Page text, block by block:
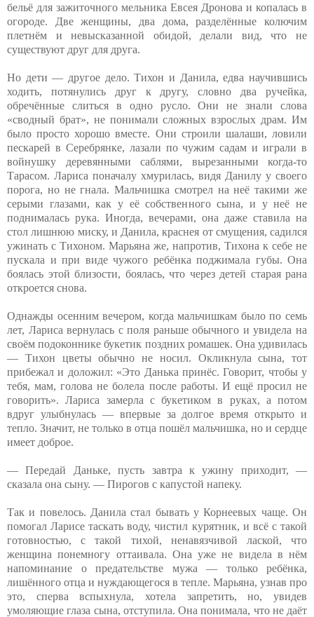
бельё для зажиточного мельника Евсея Дронова и копалась в
огороде. Две женщины, два дома, разделённые колючим
плетнём и невысказанной обидой, делали вид, что не
существуют друг для друга.
Но дети — другое дело. Тихон и Данила, едва научившись
ходить, потянулись друг к другу, словно два ручейка,
обречённые слиться в одно русло. Они не знали слова
«сводный брат», не понимали сложных взрослых драм. Им
было просто хорошо вместе. Они строили шалаши, ловили
пескарей в Серебрянке, лазали по чужим садам и играли в
войнушку деревянными саблями, вырезанными когда-то
Тарасом. Лариса поначалу хмурилась, видя Данилу у своего
порога, но не гнала. Мальчишка смотрел на неё такими же
серыми глазами, как у её собственного сына, и у неё не
поднималась рука. Иногда, вечерами, она даже ставила на
стол лишнюю миску, и Данила, краснея от смущения, садился
ужинать с Тихоном. Марьяна же, напротив, Тихона к себе не
пускала и при виде чужого ребёнка поджимала губы. Она
боялась этой близости, боялась, что через детей старая рана
откроется снова.
Однажды осенним вечером, когда мальчишкам было по семь
лет, Лариса вернулась с поля раньше обычного и увидела на
своём подоконнике букетик поздних ромашек. Она удивилась
— Тихон цветы обычно не носил. Окликнула сына, тот
прибежал и доложил: «Это Данька принёс. Говорит, чтобы у
тебя, мам, голова не болела после работы. И ещё просил не
говорить». Лариса замерла с букетиком в руках, а потом
вдруг улыбнулась — впервые за долгое время открыто и
тепло. Значит, не только в отца пошёл мальчишка, но и сердце
имеет доброе.
— Передай Даньке, пусть завтра к ужину приходит, —
сказала она сыну. — Пирогов с капустой напеку.
Так и повелось. Данила стал бывать у Корнеевых чаще. Он
помогал Ларисе таскать воду, чистил курятник, и всё с такой
готовностью, с такой тихой, ненавязчивой лаской, что
женщина понемногу оттаивала. Она уже не видела в нём
напоминание о предательстве мужа — только ребёнка,
лишённого отца и нуждающегося в тепле. Марьяна, узнав про
это, сперва вспыхнула, хотела запретить, но, увидев
умоляющие глаза сына, отступила. Она понимала, что не даёт